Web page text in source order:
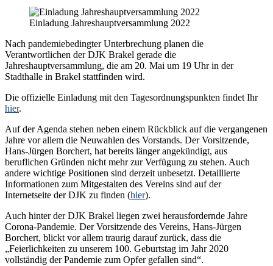
Einladung Jahreshauptversammlung 2022
Nach pandemiebedingter Unterbrechung planen die
Verantwortlichen der DJK Brakel gerade die
Jahreshauptversammlung, die am 20. Mai um 19 Uhr in der
Stadthalle in Brakel stattfinden wird.
Die offizielle Einladung mit den Tagesordnungspunkten findet Ihr
hier.
Auf der Agenda stehen neben einem Rückblick auf die vergangenen
Jahre vor allem die Neuwahlen des Vorstands. Der Vorsitzende,
Hans-Jürgen Borchert, hat bereits länger angekündigt, aus
beruflichen Gründen nicht mehr zur Verfügung zu stehen. Auch
andere wichtige Positionen sind derzeit unbesetzt. Detaillierte
Informationen zum Mitgestalten des Vereins sind auf der
Internetseite der DJK zu finden (hier).
Auch hinter der DJK Brakel liegen zwei herausfordernde Jahre
Corona-Pandemie. Der Vorsitzende des Vereins, Hans-Jürgen
Borchert, blickt vor allem traurig darauf zurück, dass die
„Feierlichkeiten zu unserem 100. Geburtstag im Jahr 2020
vollständig der Pandemie zum Opfer gefallen sind“.